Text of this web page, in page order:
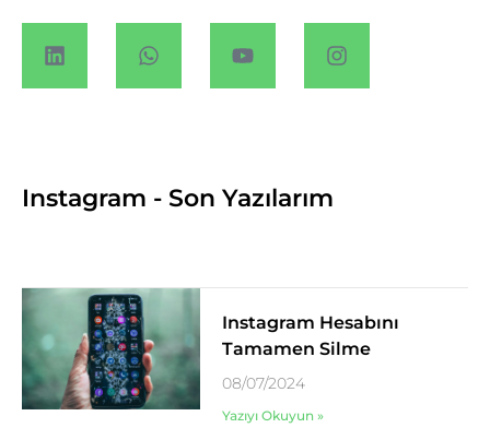
Instagram - Son Yazılarım
Instagram Hesabını
Tamamen Silme
08/07/2024
Yazıyı Okuyun »